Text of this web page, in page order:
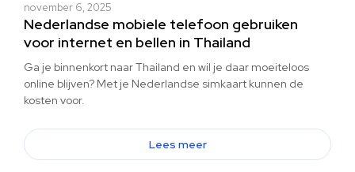
november 6, 2025
Nederlandse mobiele telefoon gebruiken
voor internet en bellen in Thailand
Ga je binnenkort naar Thailand en wil je daar moeiteloos
online blijven? Met je Nederlandse simkaart kunnen de
kosten voor.
Lees meer